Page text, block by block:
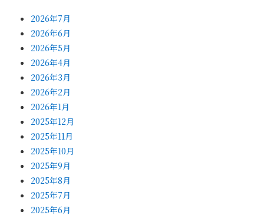
2026年7月
2026年6月
2026年5月
2026年4月
2026年3月
2026年2月
2026年1月
2025年12月
2025年11月
2025年10月
2025年9月
2025年8月
2025年7月
2025年6月